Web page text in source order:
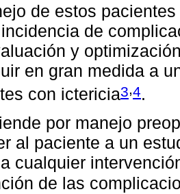
de estos
de
y
en gran medida a
con ictericia3,4.
por manejo
al paciente a un
cualquier
de las